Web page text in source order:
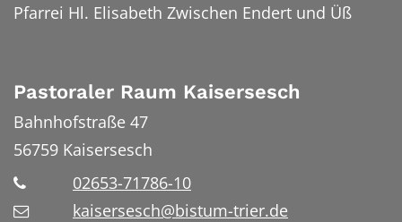
Pfarrei Hl. Elisabeth Zwischen Endert und Üß
Pastoraler Raum Kaisersesch
Bahnhofstraße 47
56759 Kaisersesch
02653-71786-10
kaisersesch@bistum-trier.de